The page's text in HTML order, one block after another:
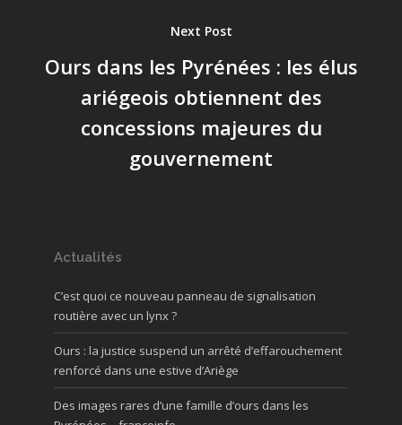
Next Post
Ours dans les Pyrénées : les élus
ariégeois obtiennent des
concessions majeures du
gouvernement
Actualités
C’est quoi ce nouveau panneau de signalisation
routière avec un lynx ?
Ours : la justice suspend un arrêté d’effarouchement
renforcé dans une estive d’Ariège
Des images rares d’une famille d’ours dans les